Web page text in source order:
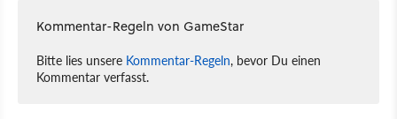
Kommentar-Regeln von GameStar
Bitte lies unsere Kommentar-Regeln, bevor Du einen
Kommentar verfasst.